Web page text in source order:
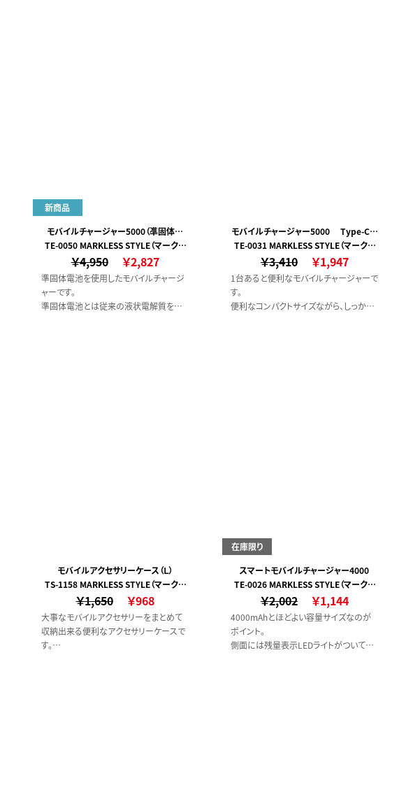
新商品
モバイルチャージャー5000（凖固体使
用）
TE-0050 MARKLESS STYLE（マークレ
ススタイル）
￥4,950 ￥2,827
準固体電池を使用したモバイルチャージ
ャーです。
準固体電池とは従来の液状電解質をゲ
モバイルチャージャー5000 Type-C対
応 ver.2
TE-0031 MARKLESS STYLE（マークレ
ススタイル）
￥3,410 ￥1,947
1台あると便利なモバイルチャージャーで
す。
便利なコンパクトサイズながら、しっかり
モバイルアクセサリーケース（Ｌ）
TS-1158 MARKLESS STYLE（マークレ
ススタイル）
￥1,650 ￥968
大事なモバイルアクセサリーをまとめて
収納出来る便利なアクセサリーケースで
す。
在庫限り
スマートモバイルチャージャー4000
TE-0026 MARKLESS STYLE（マークレ
ススタイル）
￥2,002 ￥1,144
4000mAhとほどよい容量サイズなのが
ポイント。
側面には残量表示LEDライトがついてお